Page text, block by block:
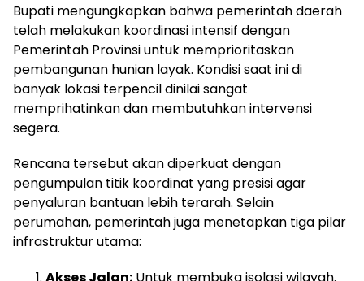
Bupati mengungkapkan bahwa pemerintah daerah
telah melakukan koordinasi intensif dengan
Pemerintah Provinsi untuk memprioritaskan
pembangunan hunian layak. Kondisi saat ini di
banyak lokasi terpencil dinilai sangat
memprihatinkan dan membutuhkan intervensi
segera.
Rencana tersebut akan diperkuat dengan
pengumpulan titik koordinat yang presisi agar
penyaluran bantuan lebih terarah. Selain
perumahan, pemerintah juga menetapkan tiga pilar
infrastruktur utama:
Akses Jalan: Untuk membuka isolasi wilayah.